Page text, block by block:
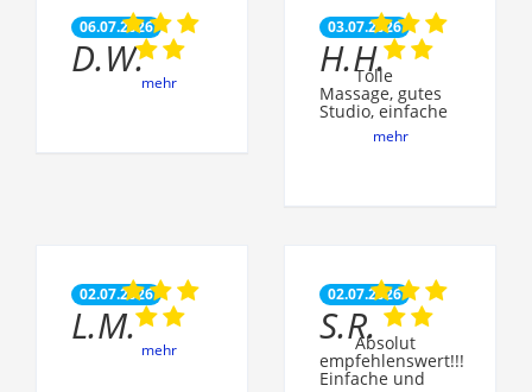
06.07.2026
D.W.
mehr
03.07.2026
H.H.
Tolle
Massage, gutes
Studio, einfache
mehr
02.07.2026
L.M.
mehr
02.07.2026
S.R.Absolut
empfehlenswert!!!
Einfache und